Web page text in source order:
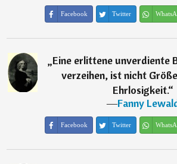
Facebook Twitter
„Eine erlittene unverdiente
verzeihen, ist nicht
Ehrlosigkeit.“
―Fanny
Facebook Twitter